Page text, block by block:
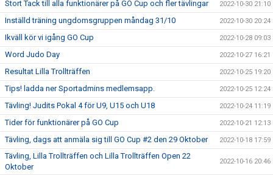
Stort Tack till alla funktionärer på GO Cup och fler tävlingar 2022-10-30 21:10
Inställd träning ungdomsgruppen måndag 31/10 2022-10-30 20:24
Ikväll kör vi igång GO Cup 2022-10-28 09:03
Word Judo Day 2022-10-27 16:21
Resultat Lilla Trollträffen 2022-10-25 19:20
Tips! ladda ner Sportadmins medlemsapp. 2022-10-25 12:24
Tävling! Judits Pokal 4 för U9, U15 och U18 2022-10-24 11:19
Tider för funktionärer på GO Cup 2022-10-21 12:13
Tävling, dags att anmäla sig till GO Cup #2 den 29 Oktober 2022-10-18 17:59
Tävling, Lilla Trollträffen och Lilla Trollträffen Open 22
Oktober
2022-10-16 20:46